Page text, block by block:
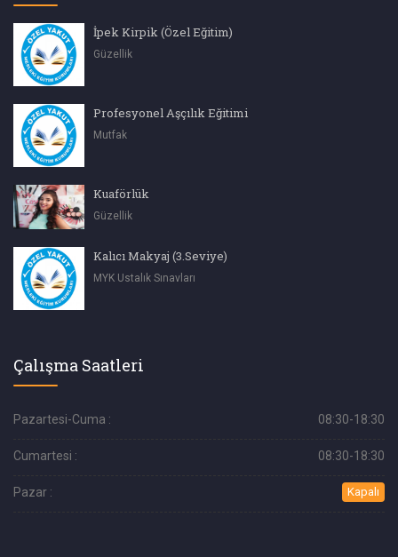
İpek Kirpik (Özel Eğitim)
Güzellik
Profesyonel Aşçılık Eğitimi
Mutfak
Kuaförlük
Güzellik
Kalıcı Makyaj (3.Seviye)
MYK Ustalık Sınavları
Çalışma Saatleri
Pazartesi-Cuma : 08:30-18:30
Cumartesi : 08:30-18:30
Pazar : Kapalı